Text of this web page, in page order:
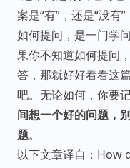
案是“有”，还是“没有
如何提问，是一门学
果你不知道如何提问
答，那就好好看看这
吧。无论如何，你
间想一个好的问题，
题。
以下文章译自： How